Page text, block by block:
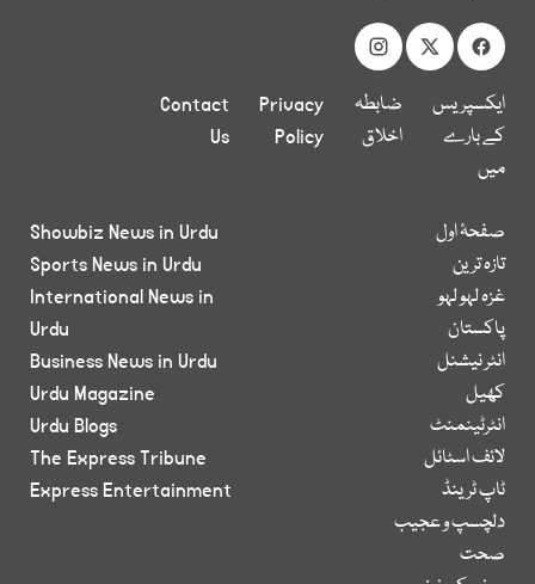
ایکسپریس
کے بارے
میں
ضابطہ
اخلاق
Privacy
Policy
Contact
Us
صفحۂ اول
تازہ ترین
غزہ لہو لہو
پاکستان
انٹر نیشنل
کھیل
انٹرٹینمنٹ
لائف اسٹائل
ٹاپ ٹرینڈ
دلچسپ و عجیب
صحت
Showbiz News in Urdu
Sports News in Urdu
International News in
Urdu
Business News in Urdu
Urdu Magazine
Urdu Blogs
The Express Tribune
Express Entertainment